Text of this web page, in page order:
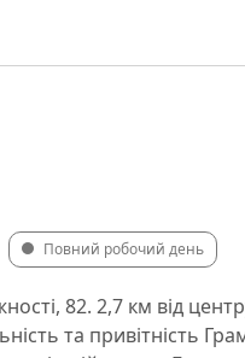
Повний робочий день
82. 2,7 км від
та привітність